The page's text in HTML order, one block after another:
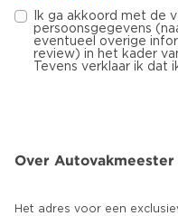
Ik ga akkoord met de
persoonsgegevens
eventueel overige
review) in het kader
Tevens verklaar ik
Over Autovakmeester